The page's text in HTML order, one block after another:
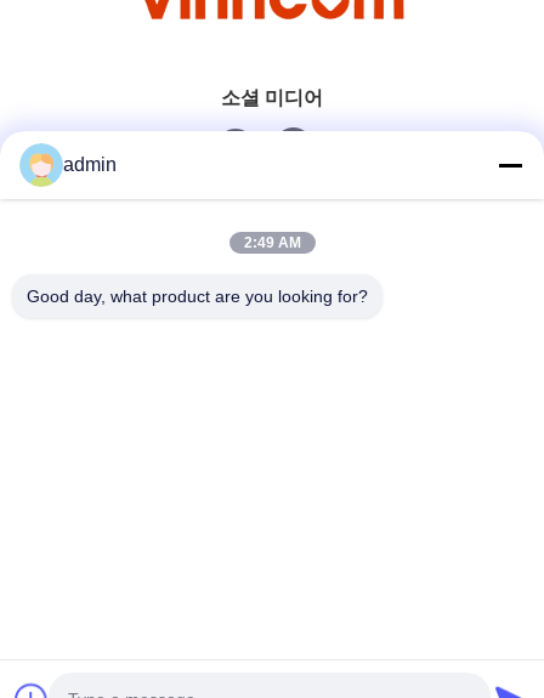
소셜 미디어
빠른 연락
admin
2:49 AM
Good day, what product are you looking for?